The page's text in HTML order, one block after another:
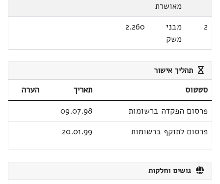
מאושרת
2
מבני
משק
2.260
תהליך אישור
סטטוס תאריך
הערה
פרסום הפקדה ברשומות
09.07.98
פרסום לתוקף ברשומות
20.01.99
גושים וחלקות